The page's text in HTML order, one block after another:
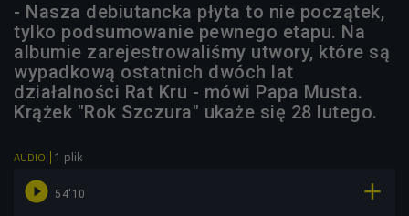
- Nasza debiutancka płyta to nie początek,
tylko podsumowanie pewnego etapu. Na
albumie zarejestrowaliśmy utwory, które są
wypadkową ostatnich dwóch lat
działalności Rat Kru - mówi Papa Musta.
Krążek "Rok Szczura" ukaże się 28 lutego.
AUDIO 1 plik
 54'10 